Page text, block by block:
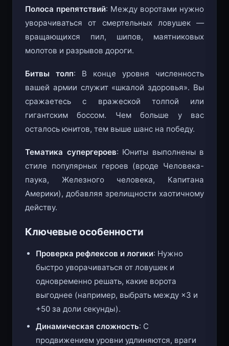
Полоса препятствий: Между воротами нужно
уворачиваться от смертельных ловушек —
вращающихся пил, шипов, маятниковых
молотов и разрывов дороги.
Битвы толп: В конце уровня численность
вашей армии служит «шкалой здоровья». Вы
сражаетесь с вражеской толпой или
гигантским боссом. Чем больше у вас
осталось юнитов, тем выше шанс на победу.
Тематика супергероев: Юниты выполнены в
стиле популярных героев (вроде Человека-
паука, Железного человека, Капитана
Америки), добавляя зрелищности хаотичному
действу.
Ключевые особенности
Проверка рефлексов и логики: Нужно
быстро уворачиваться от ловушек и
одновременно решать, какие ворота
выгоднее (например, выбрать между ×3 и
+50 за доли секунды).
Динамическая сложность: С
продвижением уровни удлиняются, враги